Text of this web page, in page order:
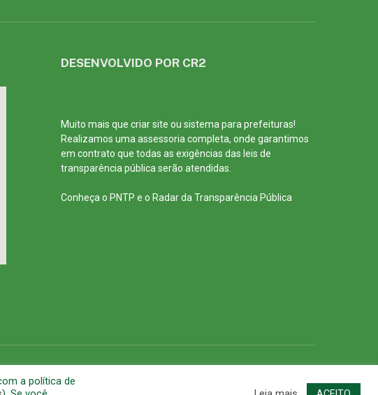
DESENVOLVIDO POR CR2
Muito mais que criar site ou sistema para prefeituras!
Realizamos uma assessoria completa, onde garantimos
em contrato que todas as exigências das leis de
transparência pública serão atendidas.
Conheça o PNTP e o Radar da Transparência Pública
a política de